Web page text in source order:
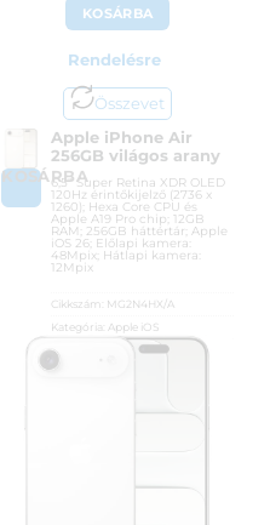
KOSÁRBA
Rendelésre
Összevet
KOSÁRBA
Apple iPhone Air
256GB világos arany
6,5″ Super Retina XDR OLED
120Hz érintőkijelző (2736 x
1260); Hexa Core CPU és
Apple A19 Pro chip; 12GB
RAM; 256GB háttértár; Apple
iOS 26; Előlapi kamera:
48Mpix; Hátlapi kamera:
12Mpix
Cikkszám: MG2N4HX/A
Kategória: Apple iOS
Gyártó:
Garanciaidő: